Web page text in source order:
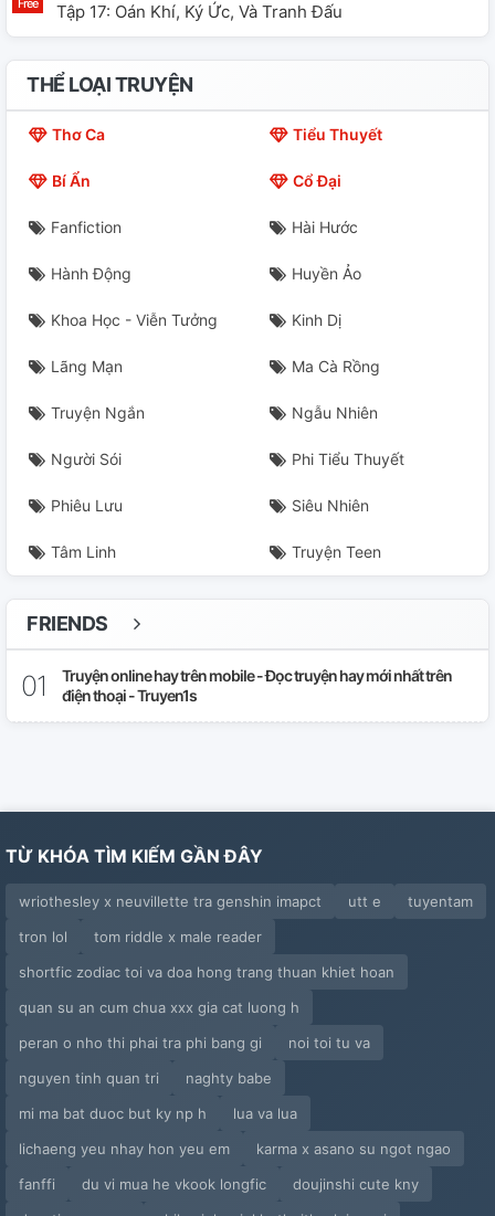
Tập 17: Oán Khí, Ký Ức, Và Tranh Đấu
THỂ LOẠI TRUYỆN
Thơ Ca Tiểu Thuyết
Bí Ẩn Cổ Đại
Fanfiction Hài Hước
Hành Động Huyền Ảo
Khoa Học - Viễn Tưởng Kinh Dị
Lãng Mạn Ma Cà Rồng
Truyện Ngắn Ngẫu Nhiên
Người Sói Phi Tiểu Thuyết
Phiêu Lưu Siêu Nhiên
Tâm Linh Truyện Teen
FRIENDS
Truyện online hay trên mobile - Đọc truyện hay mới nhất trên
điện thoại - Truyen1s
TỪ KHÓA TÌM KIẾM GẦN ĐÂY
wriothesley x neuvillette tra genshin imapct utt e
tuyentam
tron lol
tom riddle x male reader
shortfic zodiac toi va doa hong trang thuan khiet hoan
quan su an cum chua xxx gia cat luong h
peran o nho thi phai tra phi bang gi
noi toi tu va
nguyen tinh quan tri
naghty babe
mi ma bat duoc but ky np h
lua va lua
lichaeng yeu nhay hon yeu em
karma x asano su ngot ngao
fanffi
du vi mua he vkook longfic
doujinshi cute kny